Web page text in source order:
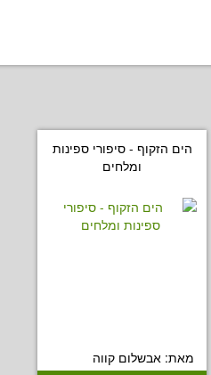
הים הזקוף - סיפורי ספינות
ומלחים
מאת: אבשלום קווה